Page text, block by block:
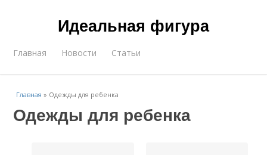
Идеальная фигура
Главная Новости Статьи
Главная » Одежды для ребенка
Одежды для ребенка